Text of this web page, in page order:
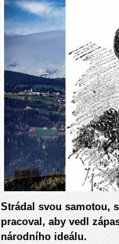
Strádal svou samotou,
pracoval, aby vedl
národního ideálu.